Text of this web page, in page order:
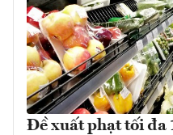
Đề xuất phạt tối đa